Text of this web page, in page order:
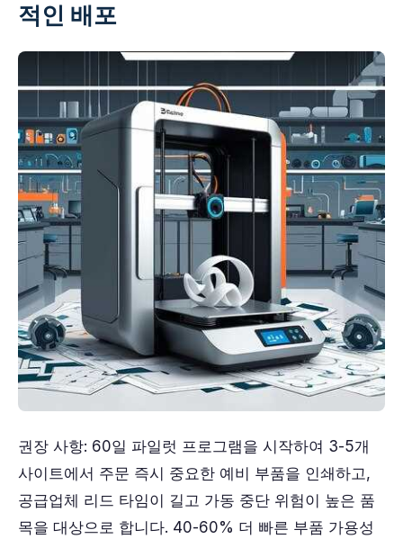
적인 배포
권장 사항: 60일 파일럿 프로그램을 시작하여 3-5개
사이트에서 주문 즉시 중요한 예비 부품을 인쇄하고,
공급업체 리드 타임이 길고 가동 중단 위험이 높은 품
목을 대상으로 합니다. 40-60% 더 빠른 부품 가용성